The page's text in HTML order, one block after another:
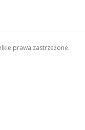
prawa zastrzeżone.